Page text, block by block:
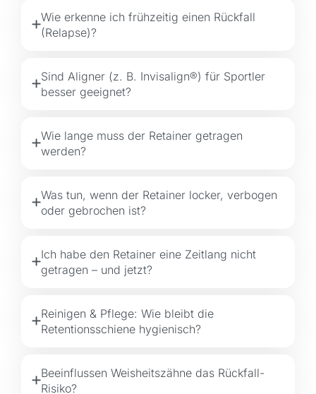
Wie erkenne ich frühzeitig einen Rückfall
(Relapse)?
Sind Aligner (z. B. Invisalign®) für Sportler
besser geeignet?
Wie lange muss der Retainer getragen
werden?
Was tun, wenn der Retainer locker, verbogen
oder gebrochen ist?
Ich habe den Retainer eine Zeitlang nicht
getragen – und jetzt?
Reinigen & Pflege: Wie bleibt die
Retentionsschiene hygienisch?
Beeinflussen Weisheitszähne das Rückfall-
Risiko?